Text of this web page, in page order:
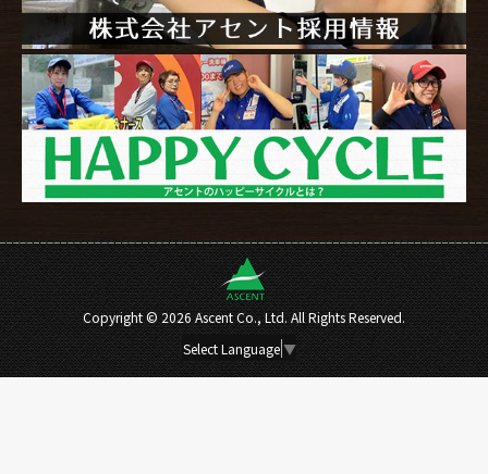
Copyright ©2026 Ascent Co., Ltd. All Rights Reserved.
Select Language ▼